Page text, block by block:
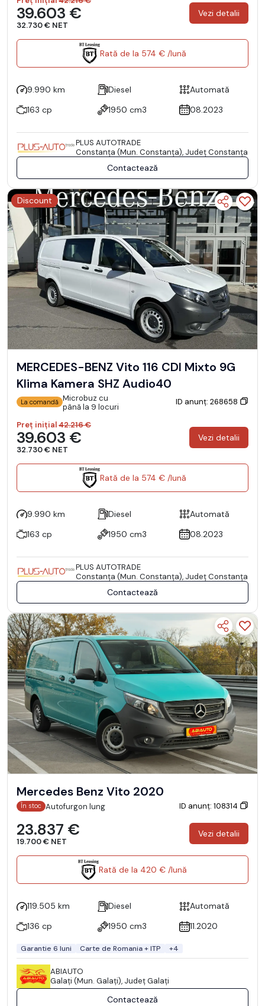
39.603 €
32.730 € NET
Vezi detalii
Rată de la 574 € /lună
9.990 km Diesel
Automată
163 cp
1950 cm3 08.2023
PLUS AUTOTRADE
Constanţa (Mun. Constanţa), Județ Constanţa
Contactează
Discount
MERCEDES-BENZ Vito 116 CDI Mixto 9G
Klima Kamera SHZ Audio40
La comandă Microbuz cu
până la 9 locuri
ID anunț: 268658
Preț inițial42.216 €
39.603 €
32.730 € NET
Vezi detalii
Rată de la 574 € /lună
9.990 km Diesel
Automată
163 cp
1950 cm3 08.2023
PLUS AUTOTRADE
Constanţa (Mun. Constanţa), Județ Constanţa
Contactează
Mercedes Benz Vito 2020
În stoc Autofurgon lung ID anunț: 108314
23.837 €
19.700 € NET
Vezi detalii
Rată de la 420 € /lună
119.505 km Diesel
Automată
136 cp
1950 cm3 11.2020
Garantie 6 luni Carte de Romania + ITP +4
ABIAUTO
Galaţi (Mun. Galaţi), Județ Galaţi
Contactează